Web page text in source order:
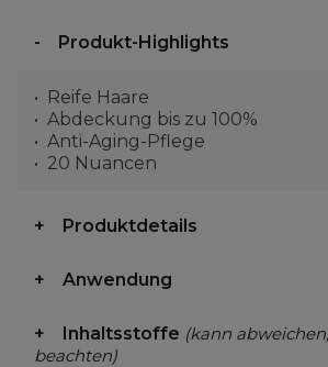
Produkt-Highlights
Reife Haare
Abdeckung bis zu 100%
Anti-Aging-Pflege
20 Nuancen
Produktdetails
Anwendung
Inhaltsstoffe (kann
beachten)